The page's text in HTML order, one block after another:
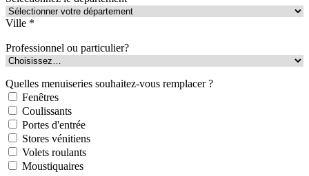
Ville *
Professionnel ou particulier?
Quelles menuiseries souhaitez-vous remplacer ?
Fenêtres
Coulissants
Portes d'entrée
Stores vénitiens
Volets roulants
Moustiquaires